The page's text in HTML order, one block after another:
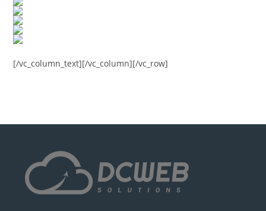
[/vc_column_text][/vc_column][/vc_row]